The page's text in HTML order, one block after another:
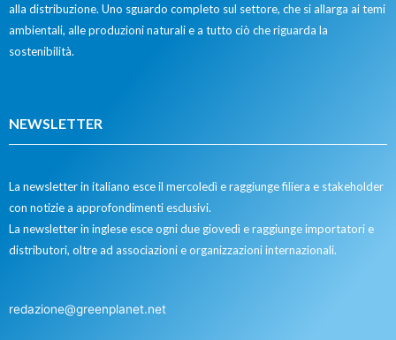
alla distribuzione. Uno sguardo completo sul settore, che si allarga ai temi
ambientali, alle produzioni naturali e a tutto ciò che riguarda la
sostenibilità.
NEWSLETTER
La newsletter in italiano esce il mercoledì e raggiunge filiera e stakeholder
con notizie a approfondimenti esclusivi.
La newsletter in inglese esce ogni due giovedì e raggiunge importatori e
distributori, oltre ad associazioni e organizzazioni internazionali.
redazione@greenplanet.net